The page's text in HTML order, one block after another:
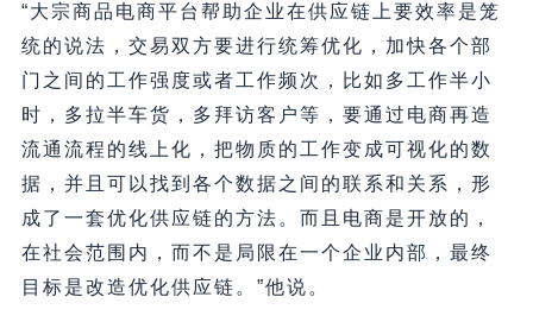
“大宗商品电商平台帮助企业在供应链上要效率是笼
统的说法，交易双方要进行统筹优化，加快各个部
门之间的工作强度或者工作频次，比如多工作半小
时，多拉半车货，多拜访客户等，要通过电商再造
流通流程的线上化，把物质的工作变成可视化的数
据，并且可以找到各个数据之间的联系和关系，形
成了一套优化供应链的方法。而且电商是开放的，
在社会范围内，而不是局限在一个企业内部，最终
目标是改造优化供应链。”他说。